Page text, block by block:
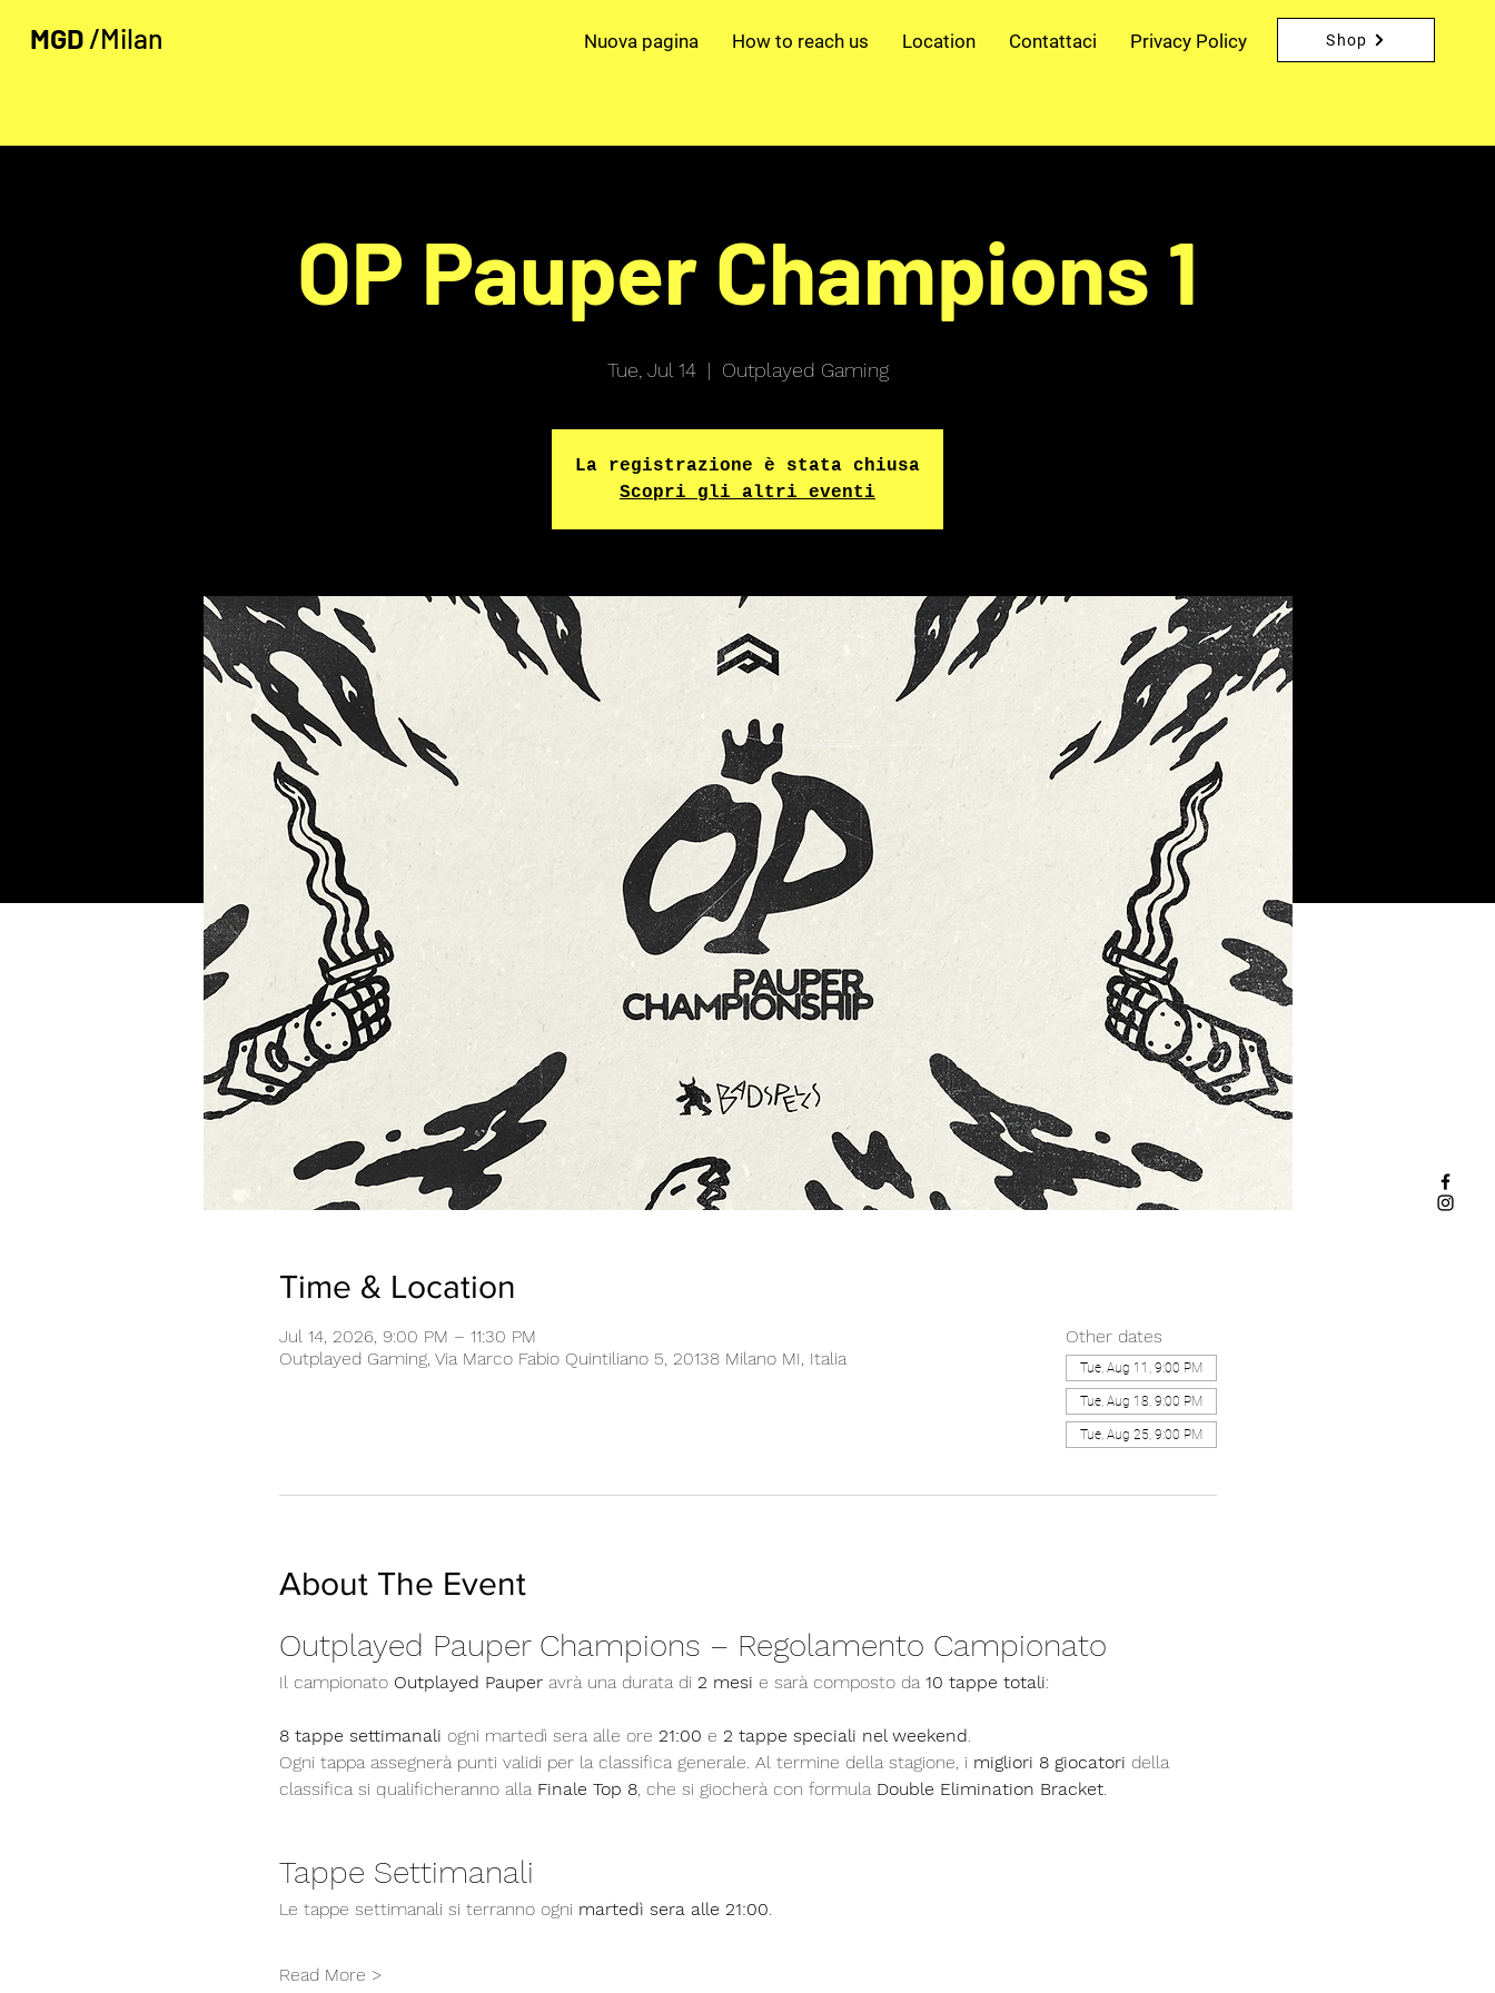
MGD /Milan Nuova pagina How to reach us Location Contattaci Privacy Policy Shop
OP Pauper Champions 1
Tue, Jul 14
  |
Outplayed Gaming
La registrazione è stata chiusa
Scopri gli altri eventi
Time & Location
Jul 14, 2026, 9:00 PM – 11:30 PM
Outplayed Gaming, Via Marco Fabio Quintiliano 5, 20138 Milano MI, Italia
Other dates
Tue, Aug 11, 9:00 PM
Tue, Aug 18, 9:00 PM
Tue, Aug 25, 9:00 PM
About The Event
Outplayed Pauper Champions – Regolamento Campionato
Il campionato Outplayed Pauper avrà una durata di 2 mesi e sarà composto da 10 tappe totali:
8 tappe settimanali ogni martedì sera alle ore 21:00 e 2 tappe speciali nel weekend
Ogni tappa assegnerà punti validi per la classifica generale. Al termine della stagione, i migliori 8 giocatori della
classifica si qualificheranno alla Finale Top 8, che si giocherà con formula Double Elimination Bracket.
Tappe Settimanali
Le tappe settimanali si terranno ogni martedì sera alle 21:00
Read More >